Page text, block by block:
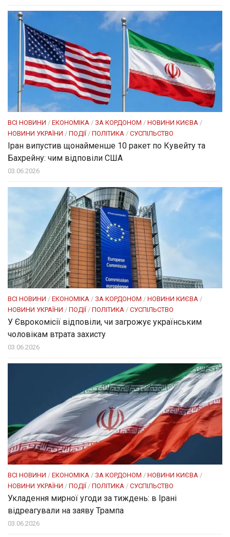
ВСІ НОВИНИ / ЕКОНОМІКА / ЗА КОРДОНОМ / НОВИНИ КИЄВА /
НОВИНИ УКРАЇНИ / ПОДІЇ / ПОЛІТИКА / СУСПІЛЬСТВО
Іран випустив щонайменше 10 ракет по Кувейту та
Бахрейну: чим відповіли США
03.06.2026
ВСІ НОВИНИ / ЕКОНОМІКА / ЗА КОРДОНОМ / НОВИНИ КИЄВА /
НОВИНИ УКРАЇНИ / ПОДІЇ / ПОЛІТИКА / СУСПІЛЬСТВО
У Єврокомісії відповіли, чи загрожує українським
чоловікам втрата захисту
03.06.2026
ВСІ НОВИНИ / ЕКОНОМІКА / ЗА КОРДОНОМ / НОВИНИ КИЄВА /
НОВИНИ УКРАЇНИ / ПОДІЇ / ПОЛІТИКА / СУСПІЛЬСТВО
Укладення мирної угоди за тиждень: в Ірані
відреагували на заяву Трампа
03.06.2026